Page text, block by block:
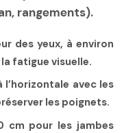
rangements).
des yeux, à environ
fatigue visuelle.
avec les
les poignets.
cm pour les jambes